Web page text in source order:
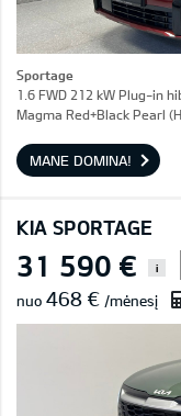
Sportage
1.6 FWD 212 kW Plug-in
Magma Red+Black Pearl
MANE DOMINA!
KIA SPORTAGE
31 590 € i
nuo 468 € /mėnesį